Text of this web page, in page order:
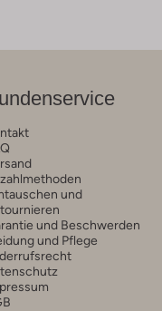
und
und Beschwerden
und Pflege